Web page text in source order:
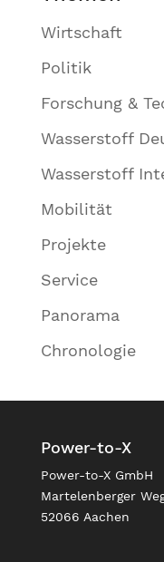
Wirtschaft
Politik
Forschung &
Wasserstoff
Wasserstoff
Mobilität
Projekte
Service
Panorama
Chronologie
Power-to-X
Power-to-X GmbH
Martelenberger
52066 Aachen